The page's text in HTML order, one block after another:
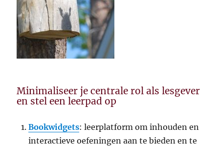
Minimaliseer je centrale rol als lesgever
en stel een leerpad op
Bookwidgets: leerplatform om inhouden en
interactieve oefeningen aan te bieden en te